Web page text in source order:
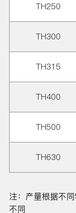
TH250
TH300
TH315
TH400
TH500
TH630
注：产量根据不
不同